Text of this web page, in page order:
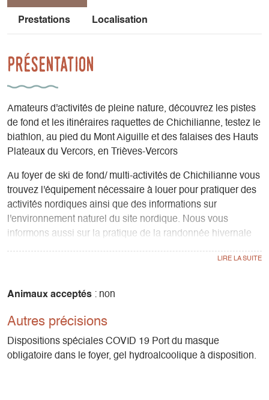
Prestations Localisation
Présentation
Amateurs d'activités de pleine nature, découvrez les pistes
de fond et les itinéraires raquettes de Chichilianne, testez le
biathlon, au pied du Mont Aiguille et des falaises des Hauts
Plateaux du Vercors, en Trièves-Vercors
Au foyer de ski de fond/ multi-activités de Chichilianne vous
trouvez l'équipement nécessaire à louer pour pratiquer des
activités nordiques ainsi que des informations sur
l'environnement naturel du site nordique. Nous vous
informons aussi sur la pratique de la randonnée hivernale
sur les Hauts-Plateaux et la réserve naturelle nationale et
les montagnes environnantes. La découverte du biathlon
neige? Au foyer vous trouvez des idées de balades, des
Animaux acceptés : non
Autres précisions
Dispositions spéciales COVID 19 Port du masque
obligatoire dans le foyer, gel hydroalcoolique à disposition.